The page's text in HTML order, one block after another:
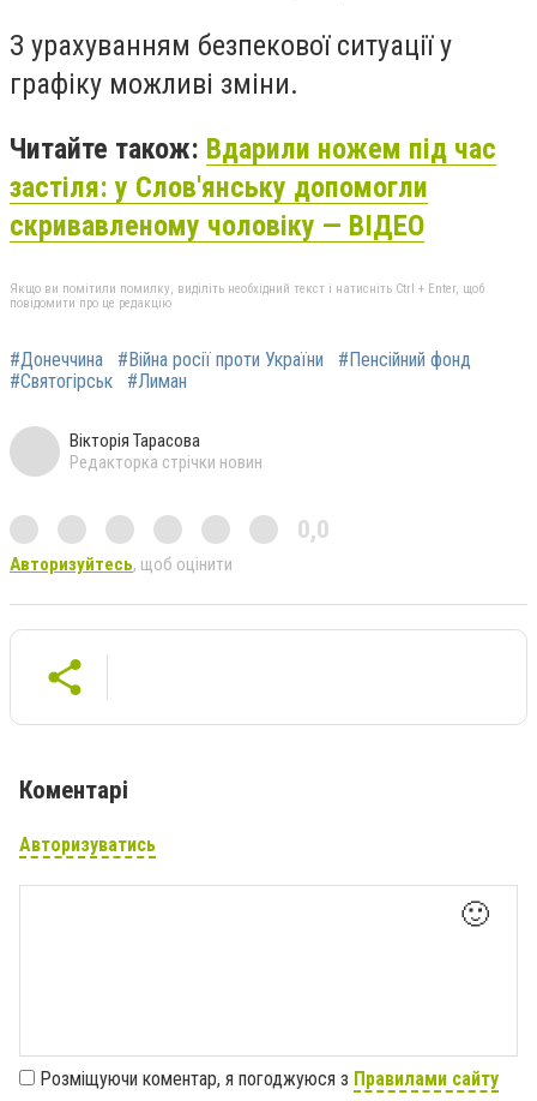
З урахуванням безпекової ситуації у
графіку можливі зміни.
Читайте також: Вдарили ножем під час
застіля: у Слов'янську допомогли
скривавленому чоловіку — ВІДЕО
Якщо ви помітили помилку, виділіть необхідний текст і натисніть Ctrl + Enter, щоб
повідомити про це редакцію
#Донеччина #Війна росії проти України
#Пенсійний фонд
#Святогірськ
#Лиман
Вікторія Тарасова
Редакторка стрічки новин
0,0
Авторизуйтесь, щоб оцінити
Коментарі
Авторизуватись
🙂
Розміщуючи коментар, я погоджуюся з Правилами сайту